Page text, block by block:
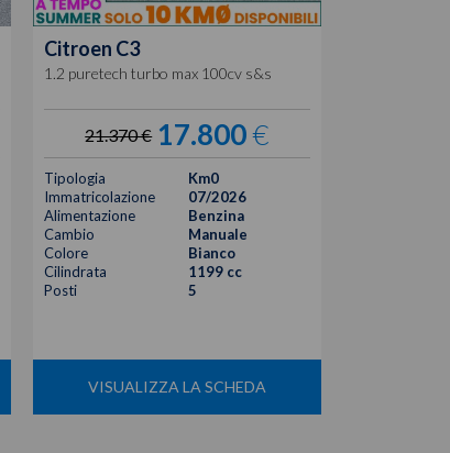
Citroen C3
1.2 puretech turbo max 100cv s&s
21.370 € 17.800€
Tipologia
Km0
Immatricolazione
07/2026
Alimentazione
Benzina
Cambio
Manuale
Colore
Bianco
Cilindrata
1199 cc
Posti
5
VISUALIZZA LA SCHEDA